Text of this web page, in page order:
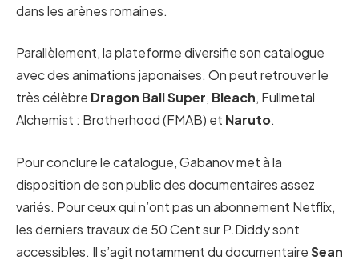
dans les arènes romaines.
Parallèlement, la plateforme diversifie son catalogue
avec des animations japonaises. On peut retrouver le
très célèbre Dragon Ball Super, Bleach, Fullmetal
Alchemist : Brotherhood (FMAB) et Naruto.
Pour conclure le catalogue, Gabanov met à la
disposition de son public des documentaires assez
variés. Pour ceux qui n’ont pas un abonnement Netflix,
les derniers travaux de 50 Cent sur P.Diddy sont
accessibles. Il s’agit notamment du documentaireSean